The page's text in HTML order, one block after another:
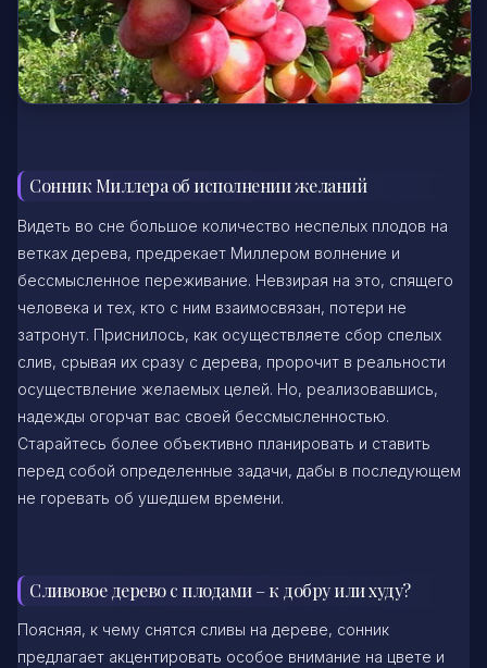
Сонник Миллера об исполнении желаний
Видеть во сне большое количество неспелых плодов на
ветках дерева, предрекает Миллером волнение и
бессмысленное переживание. Невзирая на это, спящего
человека и тех, кто с ним взаимосвязан, потери не
затронут. Приснилось, как осуществляете сбор спелых
слив, срывая их сразу с дерева, пророчит в реальности
осуществление желаемых целей. Но, реализовавшись,
надежды огорчат вас своей бессмысленностью.
Старайтесь более объективно планировать и ставить
перед собой определенные задачи, дабы в последующем
не горевать об ушедшем времени.
Сливовое дерево с плодами – к добру или худу?
Поясняя, к чему снятся сливы на дереве, сонник
предлагает акцентировать особое внимание на цвете и